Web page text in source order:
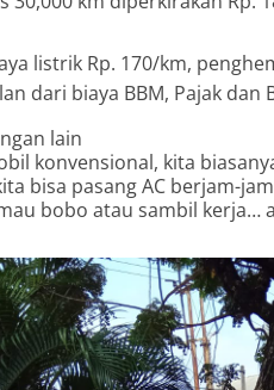
listrik Rp. 170/km,
dari biaya BBM, Pajak dan
lain
konvensional, kita
bisa pasang AC berjam-
bobo atau sambil kerja…